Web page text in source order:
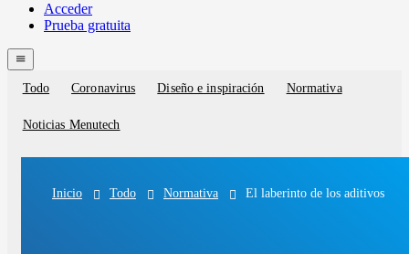
Menutech
navigation
Acceder
Prueba gratuita
menu
Blog
categories
Todo Coronavirus Diseño e inspiración Normativa
Noticias Menutech
Inicio Todo Normativa El laberinto de los aditivos